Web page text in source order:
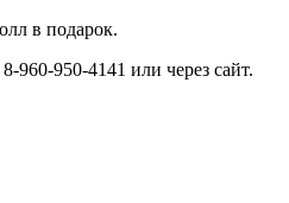
в подарок.
960-950-4141 или через сайт.